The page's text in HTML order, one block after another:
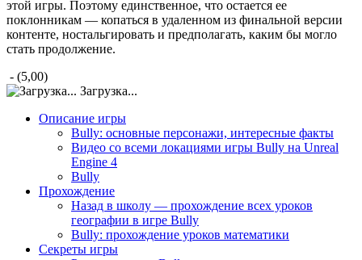
этой игры. Поэтому единственное, что остается ее
поклонникам — копаться в удаленном из финальной версии
контенте, ностальгировать и предполагать, каким бы могло
стать продолжение.
- (5,00)
Загрузка...
Описание игры
Bully: основные персонажи, интересные факты
Видео со всеми локациями игры Bully на Unreal
Engine 4
Bully
Прохождение
Назад в школу — прохождение всех уроков
географии в игре Bully
Bully: прохождение уроков математики
Секреты игры